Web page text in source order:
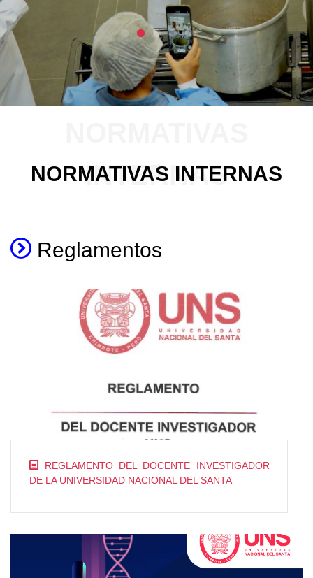
INTERNAS
NORMATIVAS INTERNAS
Reglamentos
REGLAMENTO DEL DOCENTE INVESTIGADOR
DE LA UNIVERSIDAD NACIONAL DEL SANTA